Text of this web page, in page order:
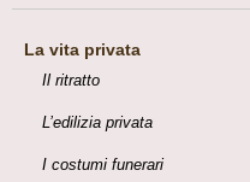
La vita privata
Il ritratto
L’edilizia privata
I costumi funerari